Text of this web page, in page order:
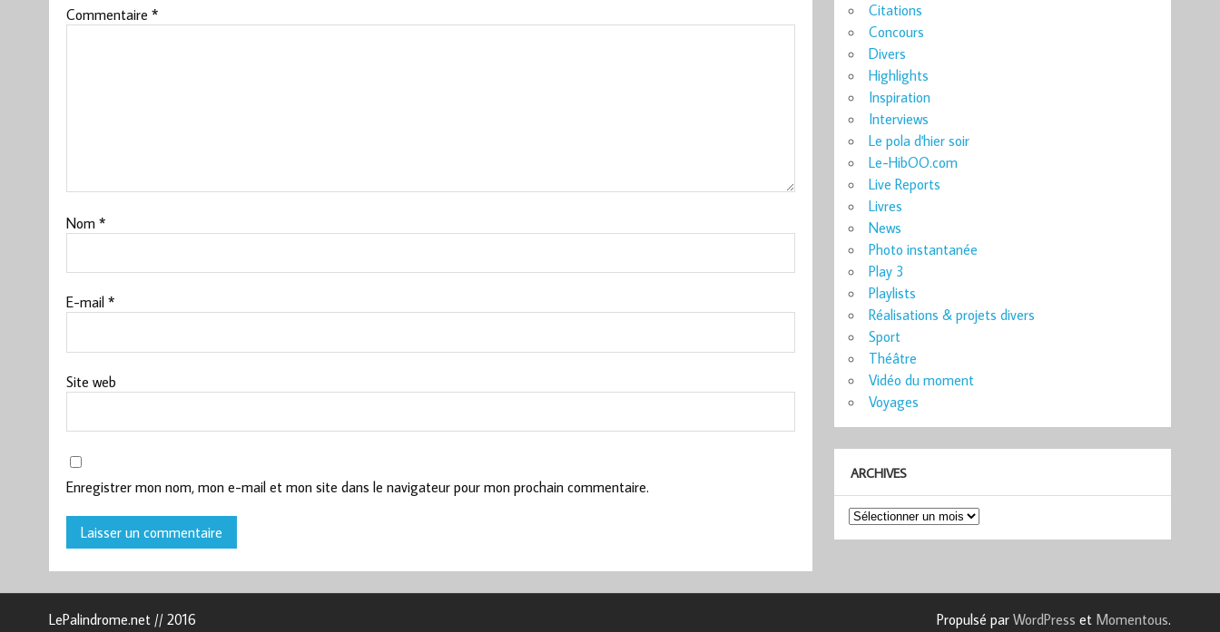
Commentaire *
Nom *
E-mail *
Site web
Enregistrer mon nom, mon e-mail et mon site dans le navigateur pour mon prochain commentaire.
Citations
Concours
Divers
Highlights
Inspiration
Interviews
Le pola d'hier soir
Le-HibOO.com
Live Reports
Livres
News
Photo instantanée
Play 3
Playlists
Réalisations & projets divers
Sport
Théâtre
Vidéo du moment
Voyages
ARCHIVES
Archives
LePalindrome.net // 2016 Propulsé parWordPress et Momentous.